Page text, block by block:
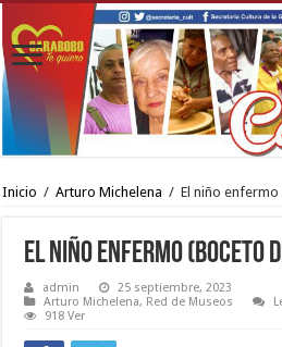
Inicio / Arturo Michelena / El niño
El niño enfermo (boceto
admin
25 septiembre, 2023
Arturo Michelena, Red de Museos
918 Ver